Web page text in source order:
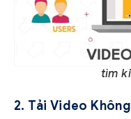
tìm
2. Tải Video